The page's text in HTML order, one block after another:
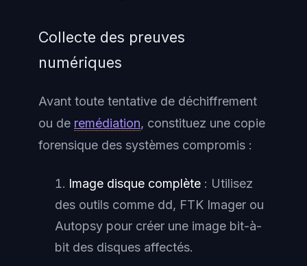
Collecte des preuves
numériques
Avant toute tentative de déchiffrement
ou de remédiation, constituez une copie
forensique des systèmes compromis :
Image disque complète : Utilisez
des outils comme dd, FTK Imager ou
Autopsy pour créer une image bit-à-
bit des disques affectés.